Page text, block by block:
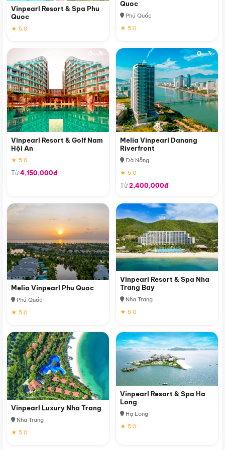
Vinpearl Resort & Spa Phu
Quoc
★ 5.0
Quoc
Phú Quốc
★ 5.0
Vinpearl Resort & Golf Nam
Hội An
★ 5.0
Từ4,150,000đ
Melia Vinpearl Danang
Riverfront
Đà Nẵng
★ 5.0
Từ2,400,000đ
Melia Vinpearl Phu Quoc
Phú Quốc
★ 5.0
Vinpearl Resort & Spa Nha
Trang Bay
Nha Trang
★ 5.0
Vinpearl Luxury Nha Trang
Nha Trang
★ 5.0
Vinpearl Resort & Spa Ha
Long
Hạ Long
★ 5.0